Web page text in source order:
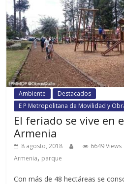
Ambiente
Destacados
E P Metropolitana de Movilidad y
El feriado se vive en
Armenia
8 agosto, 2018 6649 Views
Armenia, parque
Con más de 48 hectáreas se